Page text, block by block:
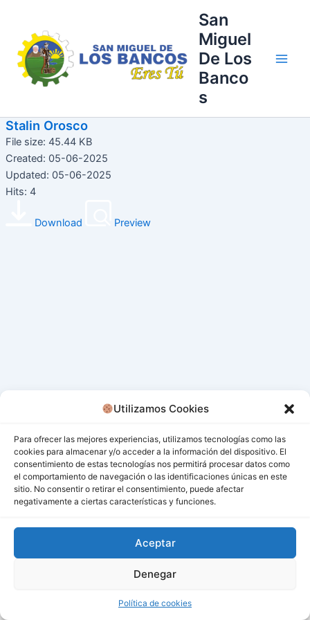
Utilizamos Cookies
Para ofrecer las mejores experiencias, utilizamos tecnologías como las
cookies para almacenar y/o acceder a la información del dispositivo. El
consentimiento de estas tecnologías nos permitirá procesar datos como
el comportamiento de navegación o las identificaciones únicas en este
sitio. No consentir o retirar el consentimiento, puede afectar
negativamente a ciertas características y funciones.
Aceptar
Denegar
Política de cookies
contenido
San
Miguel
De Los
Banco
s
Stalin Orosco
File size: 45.44 KB
Created: 05-06-2025
Updated: 05-06-2025
Hits: 4
Download Preview
Todos los derechos © 2026 San Miguel De Los Bancos |